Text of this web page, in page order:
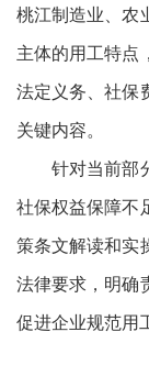
桃江制造业、农
主体的用工特点
法定义务、社保
关键内容。
针对当前部分
社保权益保障不
策条文解读和实
法律要求，明确
促进企业规范用